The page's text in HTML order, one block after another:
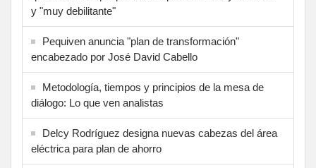
y "muy debilitante"
Pequiven anuncia "plan de transformación"
encabezado por José David Cabello
Metodología, tiempos y principios de la mesa de
diálogo: Lo que ven analistas
Delcy Rodríguez designa nuevas cabezas del área
eléctrica para plan de ahorro